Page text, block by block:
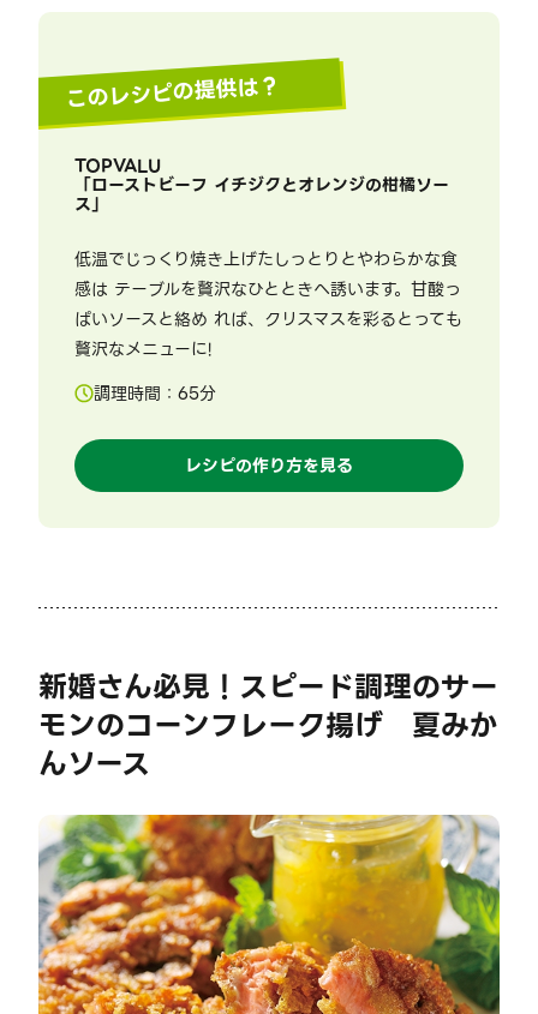
このレシピの提供は？
TOPVALU
「ローストビーフ イチジクとオレンジの柑橘ソー
ス」
低温でじっくり焼き上げたしっとりとやわらかな食
感は テーブルを贅沢なひとときへ誘います。甘酸っ
ぱいソースと絡め れば、クリスマスを彩るとっても
贅沢なメニューに!
調理時間： 65分
レシピの作り方を見る
新婚さん必見！スピード調理のサー
モンのコーンフレーク揚げ 夏みか
んソース